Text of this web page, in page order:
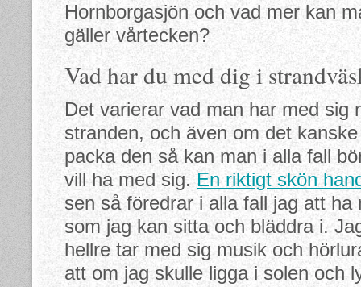
Hornborgasjön och vad mer kan
gäller vårtecken?
Vad har du med dig i
Det varierar vad man har med sig
stranden, och även om det
packa den så kan man i alla fall
vill ha med sig.En riktigt skön
sen så föredrar i alla fall jag att ha
som jag kan sitta och bläddra i.
hellre tar med sig musik och
att om jag skulle ligga i solen och